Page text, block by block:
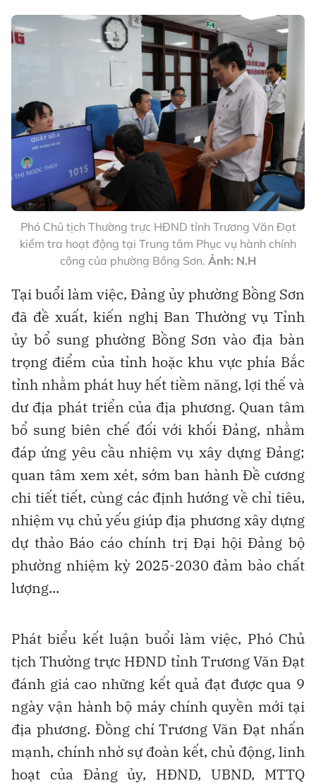
Phó Chủ tịch Thường trực HĐND tỉnh Trương Văn Đạt
kiểm tra hoạt động tại Trung tâm Phục vụ hành chính
công của phường Bồng Sơn. Ảnh: N.H
Tại buổi làm việc, Đảng ủy phường Bồng Sơn
đã đề xuất, kiến nghị Ban Thường vụ Tỉnh
ủy bổ sung phường Bồng Sơn vào địa bàn
trọng điểm của tỉnh hoặc khu vực phía Bắc
tỉnh nhằm phát huy hết tiềm năng, lợi thế và
dư địa phát triển của địa phương. Quan tâm
bổ sung biên chế đối với khối Đảng, nhằm
đáp ứng yêu cầu nhiệm vụ xây dựng Đảng;
quan tâm xem xét, sớm ban hành Đề cương
chi tiết tiết, cùng các định hướng về chỉ tiêu,
nhiệm vụ chủ yếu giúp địa phương xây dựng
dự thảo Báo cáo chính trị Đại hội Đảng bộ
phường nhiệm kỳ 2025-2030 đảm bảo chất
lượng...
Phát biểu kết luận buổi làm việc, Phó Chủ
tịch Thường trực HĐND tỉnh Trương Văn Đạt
đánh giá cao những kết quả đạt được qua 9
ngày vận hành bộ máy chính quyền mới tại
địa phương. Đồng chí Trương Văn Đạt nhấn
mạnh, chính nhờ sự đoàn kết, chủ động, linh
hoạt của Đảng ủy, HĐND, UBND, MTTQ